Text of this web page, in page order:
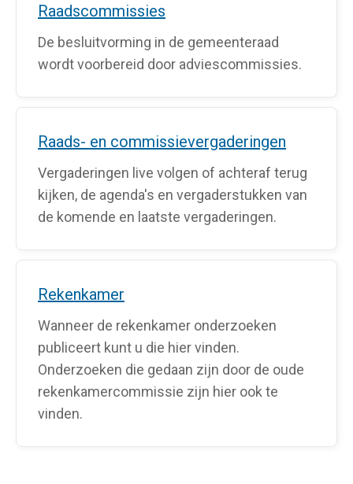
Raadscommissies
De besluitvorming in de gemeenteraad
wordt voorbereid door adviescommissies.
Raads- en commissievergaderingen
Vergaderingen live volgen of achteraf terug
kijken, de agenda's en vergaderstukken van
de komende en laatste vergaderingen.
Rekenkamer
Wanneer de rekenkamer onderzoeken
publiceert kunt u die hier vinden.
Onderzoeken die gedaan zijn door de oude
rekenkamercommissie zijn hier ook te
vinden.